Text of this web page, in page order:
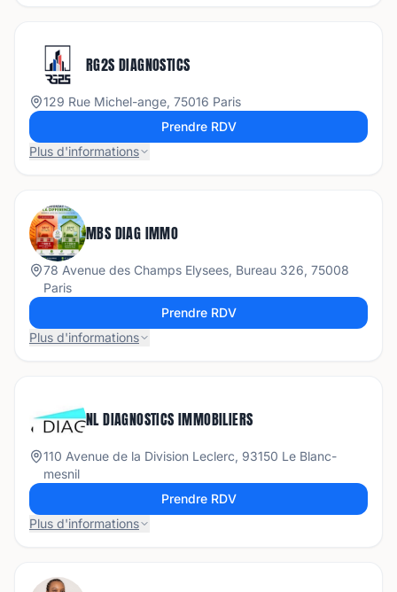
RG2S DIAGNOSTICS
129 Rue Michel-ange, 75016 Paris
Prendre RDV
Plus d'informations
MBS DIAG IMMO
78 Avenue des Champs Elysees, Bureau 326, 75008
Paris
Prendre RDV
Plus d'informations
NL DIAGNOSTICS IMMOBILIERS
110 Avenue de la Division Leclerc, 93150 Le Blanc-
mesnil
Prendre RDV
Plus d'informations